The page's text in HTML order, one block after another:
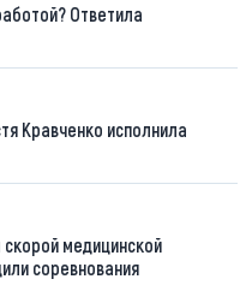
Ответила
Кравченко исполнила
медицинской
соревнования